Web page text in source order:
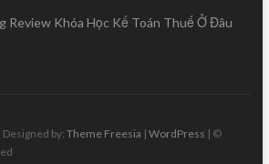
Review Khóa Học Kế Toán Thuế Ở Đâu
| Designed by: Theme Freesia | WordPress | ©